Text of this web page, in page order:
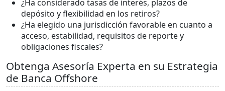
¿Ha considerado tasas de interés, plazos de
depósito y flexibilidad en los retiros?
¿Ha elegido una jurisdicción favorable en cuanto a
acceso, estabilidad, requisitos de reporte y
obligaciones fiscales?
Obtenga Asesoría Experta en su Estrategia
de Banca Offshore